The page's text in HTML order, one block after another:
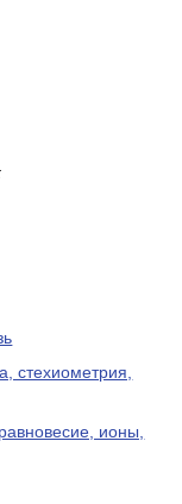
стехиометрия,
ионы,